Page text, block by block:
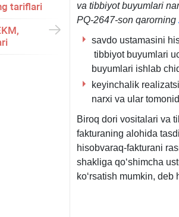
tariflari
va tibbiyot buyumlari
PQ-2647-son qarorning
savdo ustamasini
tibbiyot buyumlari
buyumlari ishlab
keyinchalik
narхi va ular
Biroq dori vositalari va
fakturaning alohida
hisobvaraq-fakturani
shakliga qoʻshimcha
koʻrsatish mumkin, deb